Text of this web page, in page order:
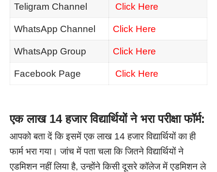
Teligram Channel Click Here
WhatsApp Channel Click Here
WhatsApp Group Click Here
Facebook Page Click Here
एक लाख 14 हजार विद्यार्थियों ने भरा परीक्षा फॉर्म:
आपको बता दें कि इसमें एक लाख 14 हजार विद्यार्थियों का ही
फार्म भरा गया। जांच में पता चला कि जितने विद्यार्थियों ने
एडमिशन नहीं लिया है, उन्होंने किसी दूसरे कॉलेज में एडमिशन ले